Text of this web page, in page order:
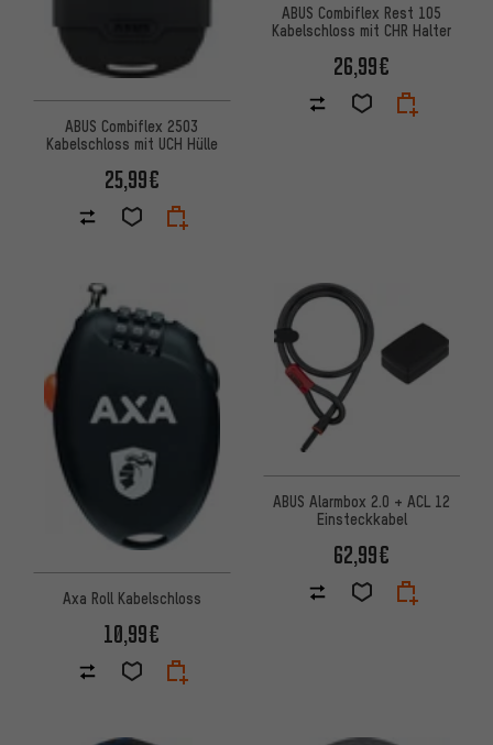
ABUS Combiflex 2503
Kabelschloss mit UCH Hülle
25,99€
ABUS Combiflex Rest 105
Kabelschloss mit CHR Halter
26,99€
Axa Roll Kabelschloss
10,99€
ABUS Alarmbox 2.0 + ACL 12
Einsteckkabel
62,99€